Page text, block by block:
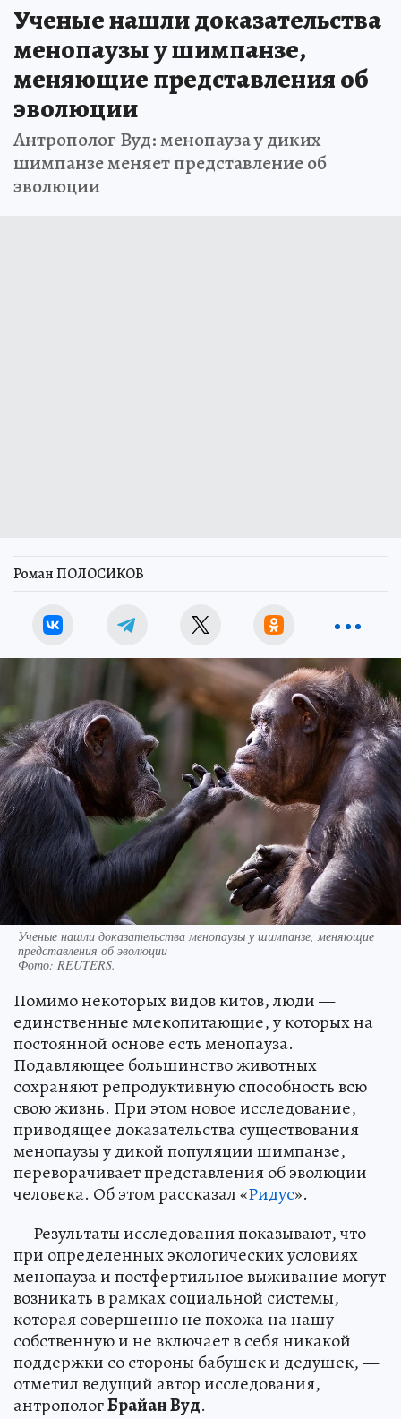
Ученые нашли доказательства
менопаузы у шимпанзе,
меняющие представления об
эволюции
Антрополог Вуд: менопауза у диких
шимпанзе меняет представление об
эволюции
Роман ПОЛОСИКОВ
Ученые нашли доказательства менопаузы у шимпанзе, меняющие
представления об эволюции
Фото: REUTERS.
Помимо некоторых видов китов, люди —
единственные млекопитающие, у которых на
постоянной основе есть менопауза.
Подавляющее большинство животных
сохраняют репродуктивную способность всю
свою жизнь. При этом новое исследование,
приводящее доказательства существования
менопаузы у дикой популяции шимпанзе,
переворачивает представления об эволюции
человека. Об этом рассказал «Ридус».
— Результаты исследования показывают, что
при определенных экологических условиях
менопауза и постфертильное выживание могут
возникать в рамках социальной системы,
которая совершенно не похожа на нашу
собственную и не включает в себя никакой
поддержки со стороны бабушек и дедушек, —
отметил ведущий автор исследования,
антропологБрайан Вуд.